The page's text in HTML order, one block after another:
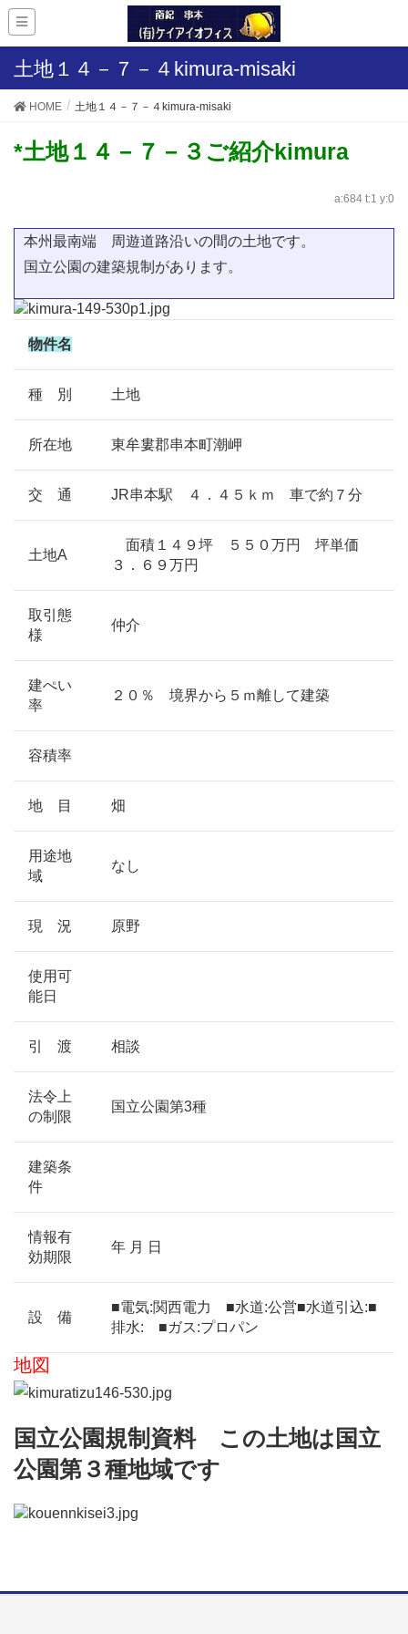
土地１４－７－４kimura-misaki
HOME 土地１４－７－４kimura-misaki
*土地１４－７－３ご紹介kimura
a:684 t:1 y:0
本州最南端 周遊道路沿いの間の土地です。
国立公園の建築規制があります。
物件名
種 別 土地
所在地 東牟婁郡串本町潮岬
交 通 JR串本駅 ４．４５ｋｍ 車で約７分
土地A
面積１４９坪 ５５０万円 坪単価
３．６９万円
取引態
様
仲介
建ぺい
率
２０％ 境界から５ｍ離して建築
容積率
地 目 畑
用途地
域
なし
現 況 原野
使用可
能日
引 渡 相談
法令上
の制限
国立公園第3種
建築条
件
情報有
効期限
年 月 日
設 備
■電気:関西電力 ■水道:公営■水道引込:■
排水: ■ガス:プロパン
地図
国立公園規制資料 この土地は国立
公園第３種地域です